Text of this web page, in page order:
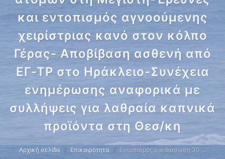
και εντοπισμός αγνοούμενης
χειρίστριας κανό στον κόλπο
Γέρας- Αποβίβαση ασθενή από
ΕΓ-ΤΡ στο Ηράκλειο-Συνέχεια
ενημέρωσης αναφορικά με
συλλήψεις για λαθραία καπνικά
προϊόντα στη Θεσ/κη
Αρχική σελίδα Επικαιρότητα Εντοπισμός και διάσωση 30 …